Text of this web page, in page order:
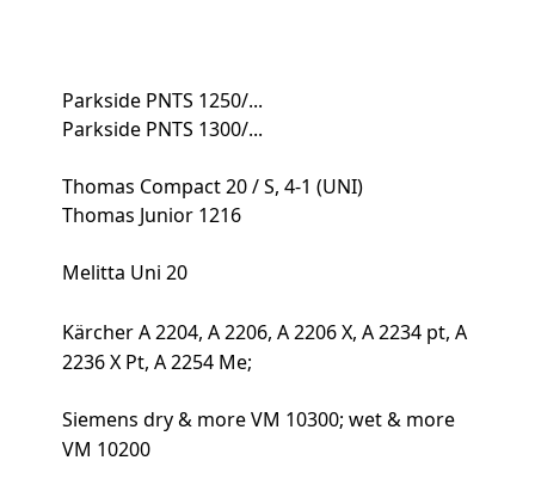
Parkside PNTS 1250/...
Parkside PNTS 1300/...
Thomas Compact 20 / S, 4-1 (UNI)
Thomas Junior 1216
Melitta Uni 20
Kärcher A 2204, A 2206, A 2206 X, A 2234 pt, A
2236 X Pt, A 2254 Me;
Siemens dry & more VM 10300; wet & more
VM 10200